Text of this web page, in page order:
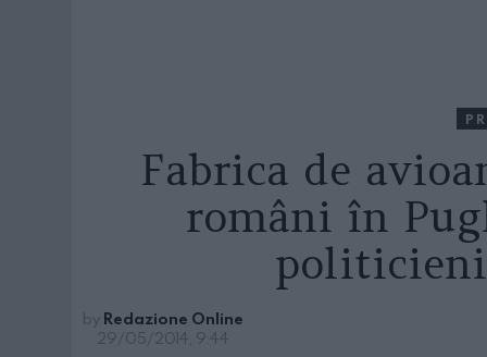
Fabrica de
români în
by Redazione Online
29/05/2014, 9:44